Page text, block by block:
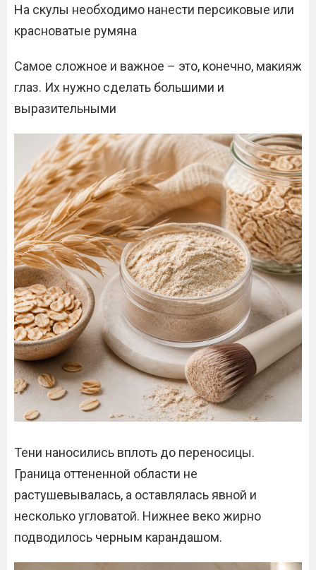
На скулы необходимо нанести персиковые или
красноватые румяна
Самое сложное и важное – это, конечно, макияж
глаз. Их нужно сделать большими и
выразительными
Тени наносились вплоть до переносицы.
Граница оттененной области не
растушевывалась, а оставлялась явной и
несколько угловатой. Нижнее веко жирно
подводилось черным карандашом.